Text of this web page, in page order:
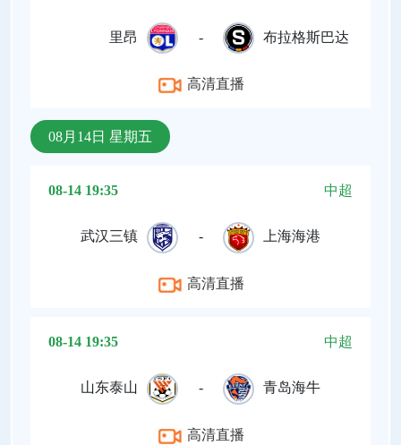
里昂 - 布拉格斯巴达
高清直播
08月14日 星期五
08-14 19:35 中超
武汉三镇 - 上海海港
高清直播
08-14 19:35 中超
山东泰山 - 青岛海牛
高清直播